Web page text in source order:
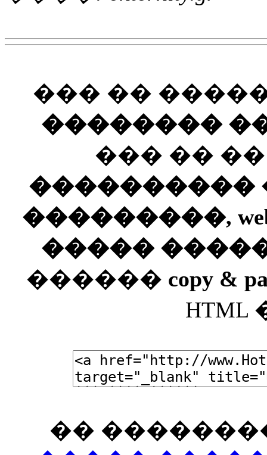
��� ��
��������
��� ��
����������
���������,
�����
������ copy &
��